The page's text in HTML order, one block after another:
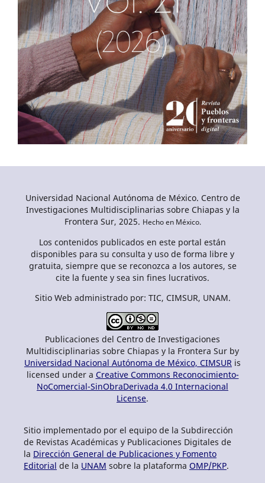
Universidad Nacional Autónoma de México. Centro de
Investigaciones Multidisciplinarias sobre Chiapas y la
Frontera Sur, 2025. Hecho en México.
Los contenidos publicados en este portal están
disponibles para su consulta y uso de forma libre y
gratuita, siempre que se reconozca a los autores, se
cite la fuente y sea sin fines lucrativos.
Sitio Web administrado por: TIC, CIMSUR, UNAM.
Publicaciones del Centro de Investigaciones
Multidisciplinarias sobre Chiapas y la Frontera Sur by
Universidad Nacional Autónoma de México, CIMSUR is
licensed under a Creative Commons Reconocimiento-
NoComercial-SinObraDerivada 4.0 Internacional
License.
Sitio implementado por el equipo de la Subdirección
de Revistas Académicas y Publicaciones Digitales de
la Dirección General de Publicaciones y Fomento
Editorial de la UNAM sobre la plataforma OMP/PKP.